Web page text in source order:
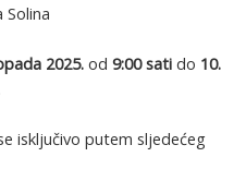
2025. od 9:00 sati do 10.
isključivo putem sljedećeg